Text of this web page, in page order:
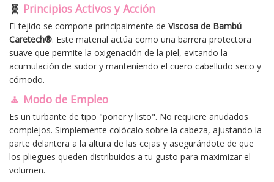
🧬 Principios Activos y Acción
El tejido se compone principalmente de Viscosa de Bambú
Caretech®. Este material actúa como una barrera protectora
suave que permite la oxigenación de la piel, evitando la
acumulación de sudor y manteniendo el cuero cabelludo seco y
cómodo.
🧘 Modo de Empleo
Es un turbante de tipo "poner y listo". No requiere anudados
complejos. Simplemente colócalo sobre la cabeza, ajustando la
parte delantera a la altura de las cejas y asegurándote de que
los pliegues queden distribuidos a tu gusto para maximizar el
volumen.